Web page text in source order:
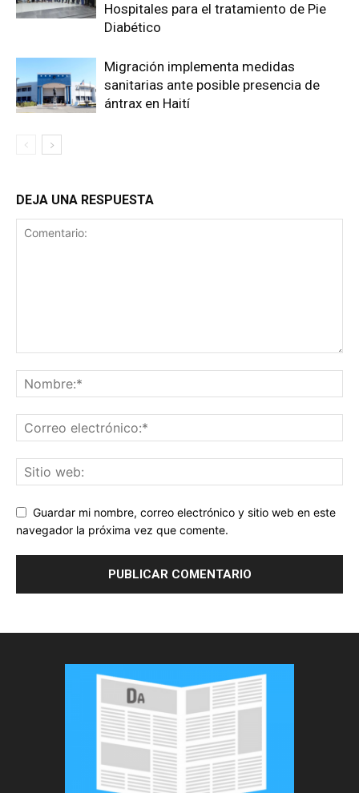
Hospitales para el tratamiento de Pie
Diabético
Migración implementa medidas
sanitarias ante posible presencia de
ántrax en Haití
DEJA UNA RESPUESTA
Guardar mi nombre, correo electrónico y sitio web en este
navegador la próxima vez que comente.